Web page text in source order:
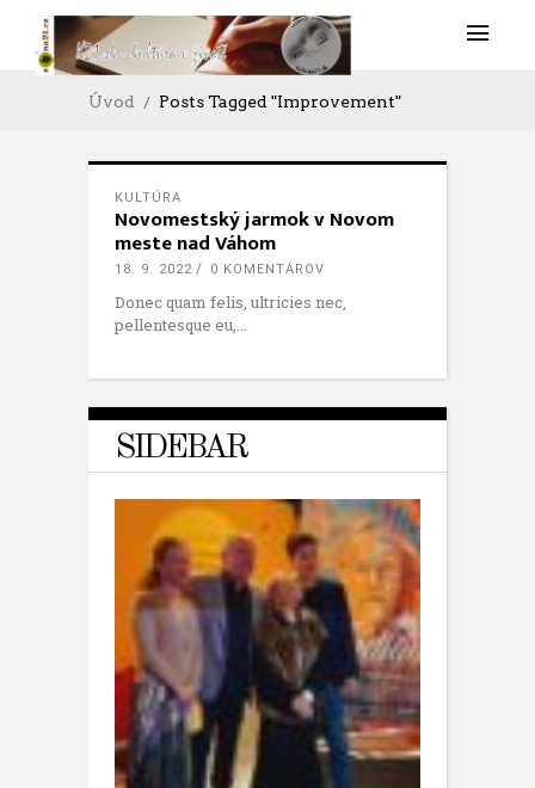
Úvod Posts Tagged "Improvement"
KULTÚRA
Novomestský jarmok v Novom
meste nad Váhom
18. 9. 2022 0 KOMENTÁROV
Donec quam felis, ultricies nec,
pellentesque eu,
SIDEBAR